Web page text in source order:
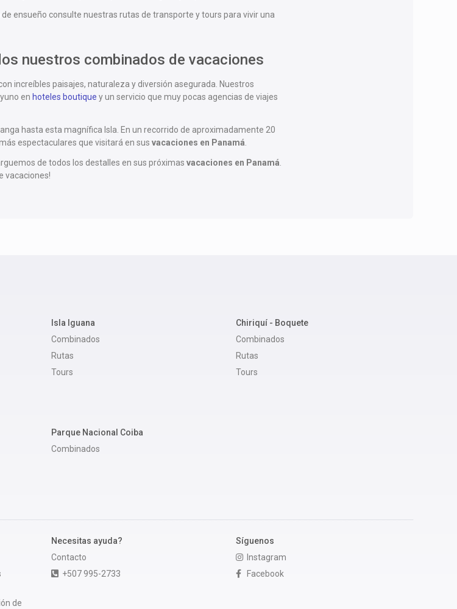
de ensueño consulte nuestras rutas de transporte y tours para vivir una
nuestros combinados de vacaciones
increíbles paisajes, naturaleza y diversión asegurada. Nuestros
en hoteles boutique y un servicio que muy pocas agencias de viajes
hasta esta magnífica Isla. En un recorrido de aproximadamente 20
espectaculares que visitará en sus vacaciones en Panamá
de todos los destalles en sus próximas vacaciones en Panamá
vacaciones!
Isla Iguana
Combinados
Rutas
Tours
Chiriquí - Boquete
Combinados
Rutas
Tours
Parque Nacional Coiba
Combinados
de
Necesitas ayuda?
Contacto
+507 995-2733
Síguenos
Instagram
Facebook